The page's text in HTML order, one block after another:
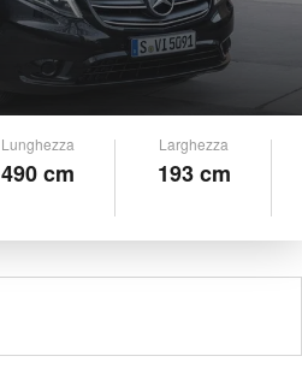
Lunghezza
490 cm
Larghezza
193 cm